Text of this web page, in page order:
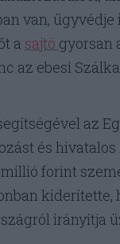
van,
a sajtó gyorsan
az ebesi
az
és
forint
irányítja